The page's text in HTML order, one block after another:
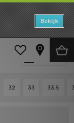
Bekijk
Sportschoenen
32 33 33.5